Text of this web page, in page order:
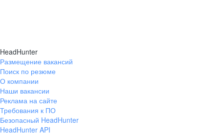
HeadHunter
Размещение вакансий
Поиск по резюме
О компании
Наши вакансии
Реклама на сайте
Требования к ПО
Безопасный HeadHunter
HeadHunter API